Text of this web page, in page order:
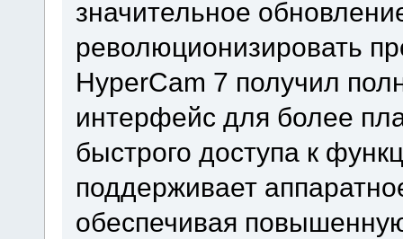
значительное
революционизировать
HyperCam 7 получил
интерфейс для более
быстрого доступа к
поддерживает
обеспечивая